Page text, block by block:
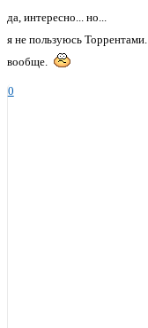
да, интересно... но...
я не пользуюсь Торрентами.
вообще.
0